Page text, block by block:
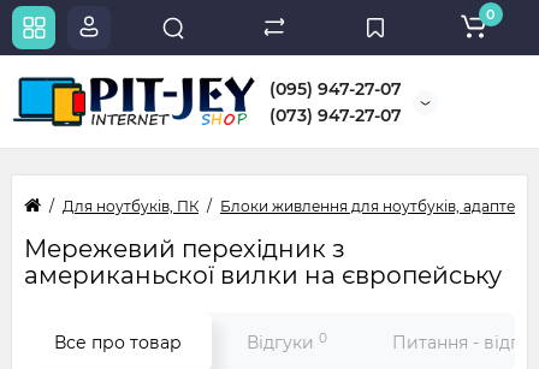
(095) 947-27-07
(073) 947-27-07
0
Для ноутбуків, ПК Блоки живлення для ноутбуків, адаптери
Мережевий перехідник з
американьскої вилки на європейську
Все про товар Відгуки 0 Питання -